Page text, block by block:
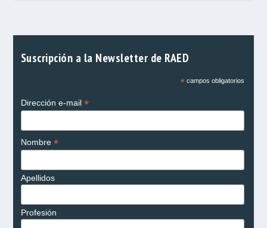
Suscripción a la Newsletter de RAED
*campos obligatorios
Dirección e-mail *
Nombre *
Apellidos
Profesión